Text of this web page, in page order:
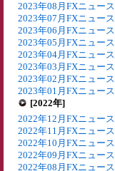
2023年08月FXニュース
2023年07月FXニュース
2023年06月FXニュース
2023年05月FXニュース
2023年04月FXニュース
2023年03月FXニュース
2023年02月FXニュース
2023年01月FXニュース
[2022年]
2022年12月FXニュース
2022年11月FXニュース
2022年10月FXニュース
2022年09月FXニュース
2022年08月FXニュース